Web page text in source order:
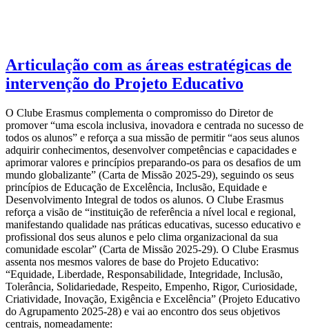
Articulação com as áreas estratégicas de
intervenção do Projeto Educativo
O Clube Erasmus complementa o compromisso do Diretor de
promover “uma escola inclusiva, inovadora e centrada no sucesso de
todos os alunos” e reforça a sua missão de permitir “aos seus alunos
adquirir conhecimentos, desenvolver competências e capacidades e
aprimorar valores e princípios preparando-os para os desafios de um
mundo globalizante” (Carta de Missão 2025-29), seguindo os seus
princípios de Educação de Excelência, Inclusão, Equidade e
Desenvolvimento Integral de todos os alunos. O Clube Erasmus
reforça a visão de “instituição de referência a nível local e regional,
manifestando qualidade nas práticas educativas, sucesso educativo e
profissional dos seus alunos e pelo clima organizacional da sua
comunidade escolar” (Carta de Missão 2025-29). O Clube Erasmus
assenta nos mesmos valores de base do Projeto Educativo:
“Equidade, Liberdade, Responsabilidade, Integridade, Inclusão,
Tolerância, Solidariedade, Respeito, Empenho, Rigor, Curiosidade,
Criatividade, Inovação, Exigência e Excelência” (Projeto Educativo
do Agrupamento 2025-28) e vai ao encontro dos seus objetivos
centrais, nomeadamente: